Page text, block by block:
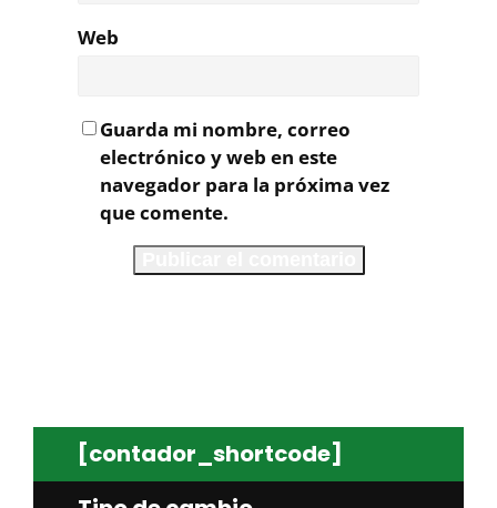
Web
Guarda mi nombre, correo
electrónico y web en este
navegador para la próxima vez
que comente.
[contador_shortcode]